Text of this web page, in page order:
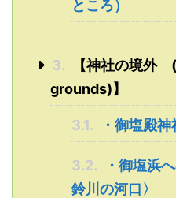
ところ）
3.
【神社の境外
grounds)】
3.1. ・御塩殿
3.2.
・御塩浜
鈴川の河口〉